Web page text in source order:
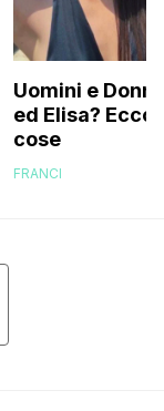
Uomini e
ed Elisa? Ecco
cose
FRANCI